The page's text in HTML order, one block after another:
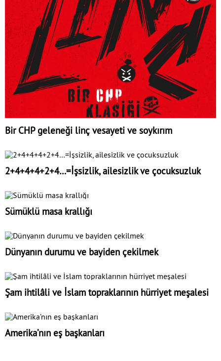
Bir CHP geleneği linç vesayeti ve soykırım
2+4+4+4+2+4…=İşsizlik, ailesizlik ve çocuksuzluk
Sümüklü masa krallığı
Dünyanın durumu ve bayiden çekilmek
Şam ihtilâli ve İslam topraklarının hürriyet meşalesi
Amerika’nın eş başkanları